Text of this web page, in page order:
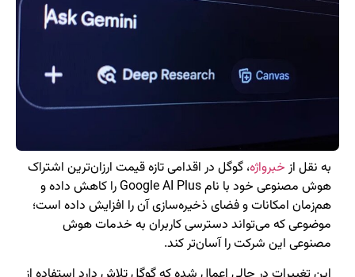
به نقل از خبرواژه، گوگل در اقدامی تازه قیمت ارزان‌ترین اشتراک
هوش مصنوعی خود با نام Google AI Plus را کاهش داده و
هم‌زمان امکانات و فضای ذخیره‌سازی آن را افزایش داده است؛
موضوعی که می‌تواند دسترسی کاربران به خدمات هوش
مصنوعی این شرکت را آسان‌تر کند.